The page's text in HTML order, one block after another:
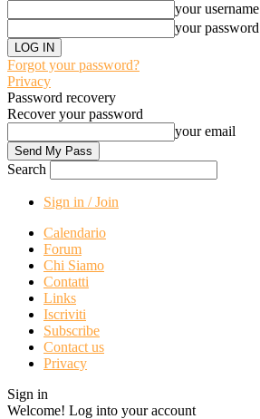
your username
your password
Forgot your password?
Privacy
Password recovery
Recover your password
your email
Search
Sign in / Join
Calendario
Forum
Chi Siamo
Contatti
Links
Iscriviti
Subscribe
Contact us
Privacy
Sign in
Welcome! Log into your account